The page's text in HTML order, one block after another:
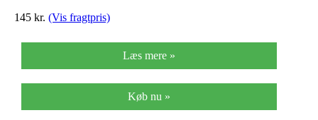
145 kr. (Vis fragtpris)
Læs mere »
Køb nu »